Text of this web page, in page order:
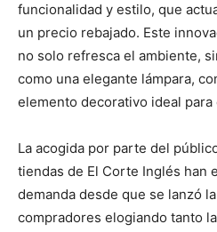
funcionalidad y estilo, que
un precio rebajado. Este
no solo refresca el ambiente,
como una elegante lámpara,
elemento decorativo ideal
La acogida por parte del
tiendas de El Corte Inglés han
demanda desde que se lanzó
compradores elogiando tanto